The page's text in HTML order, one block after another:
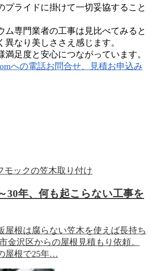
プライドに掛けて一切妥協すること
ム専門業者の工事は見比べてみると
異なり美しささえ感じます。
満足度と安心につながっています。
30年、何も起こらない工事を
屋根は腐らない笠木を使えば長持ち
金沢区からの屋根見積もり依頼。
屋根で25年…